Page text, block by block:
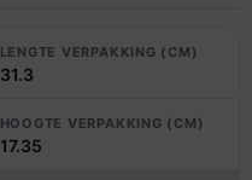
LENGTE VERPAKKING (CM)
31.3
HOOGTE VERPAKKING (CM)
17.35